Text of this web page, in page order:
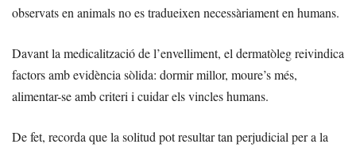
observats en animals no es tradueixen necessàriament en humans.
Davant la medicalització de l’envelliment, el dermatòleg reivindica
factors amb evidència sòlida: dormir millor, moure’s més,
alimentar-se amb criteri i cuidar els vincles humans.
De fet, recorda que la solitud pot resultar tan perjudicial per a la